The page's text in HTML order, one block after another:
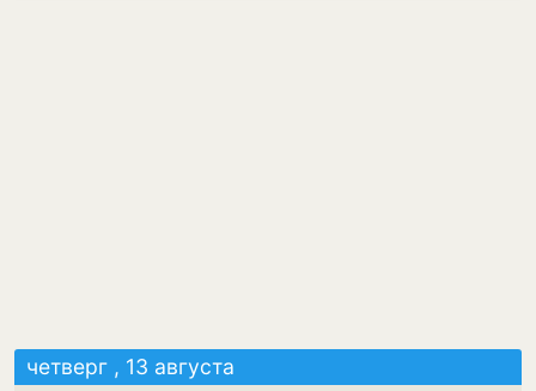
четверг , 13 августа